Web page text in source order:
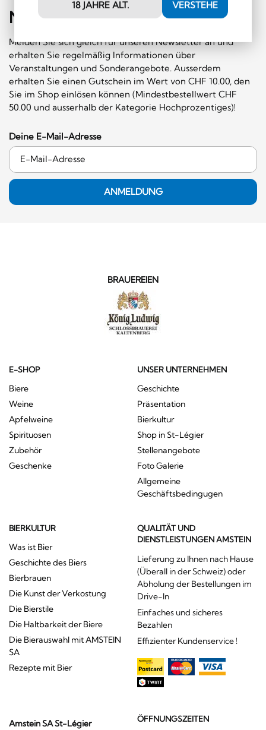
18 JAHRE ALT.
VERSTEHE
Newsletterabonnieren
Melden Sie sich gleich für unseren Newsletter an und
erhalten Sie regelmäßig Informationen über
Veranstaltungen und Sonderangebote. Ausserdem
erhalten Sie einen Gutschein im Wert von CHF 10.00, den
Sie im Shop einlösen können (Mindestbestellwert CHF
50.00 und ausserhalb der Kategorie Hochprozentiges)!
Deine E-Mail-Adresse
ANMELDUNG
BRAUEREIEN
E-SHOP
Biere
Weine
Apfelweine
Spirituosen
Zubehör
Geschenke
UNSER UNTERNEHMEN
Geschichte
Präsentation
Bierkultur
Shop in St-Légier
Stellenangebote
Foto Galerie
Allgemeine
Geschäftsbedingugen
BIERKULTUR
Was ist Bier
Geschichte des Biers
Bierbrauen
Die Kunst der Verkostung
Die Bierstile
Die Haltbarkeit der Biere
Die Bierauswahl mit AMSTEIN
SA
Rezepte mit Bier
QUALITÄT UND
DIENSTLEISTUNGEN AMSTEIN
Lieferung zu Ihnen nach Hause
(Überall in der Schweiz) oder
Abholung der Bestellungen im
Drive-In
Einfaches und sicheres
Bezahlen
Effizienter Kundenservice !
Amstein SA St-Légier
ÖFFNUNGSZEITEN